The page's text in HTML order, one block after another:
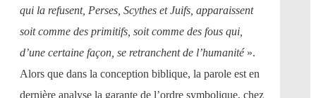
qui la refusent, Perses, Scythes et Juifs, apparaissent
soit comme des primitifs, soit comme des fous qui,
d’une certaine façon, se retranchent de l’humanité».
Alors que dans la conception biblique, la parole est en
dernière analyse la garante de l’ordre symbolique, chez